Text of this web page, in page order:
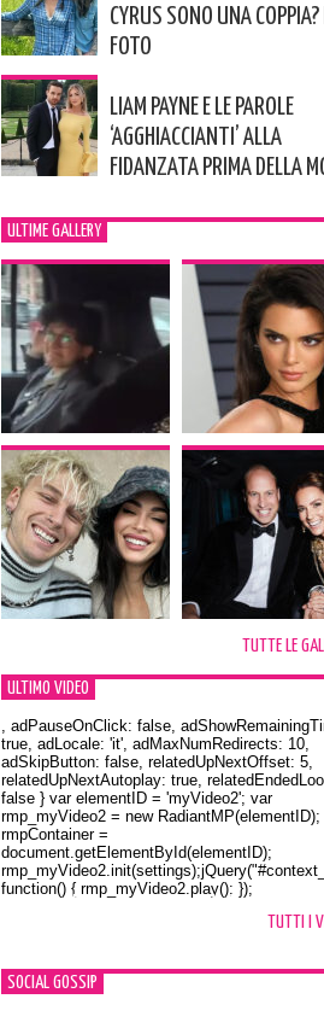
CYRUS SONO UNA COPPIA?
FOTO
LIAM PAYNE E LE PAROLE
‘AGGHIACCIANTI’ ALLA
FIDANZATA PRIMA DELLA
ULTIME GALLERY
TUTTE LE
ULTIMO VIDEO
Orlando Bloom e la t-shirt dedicata a Flynn
, adPauseOnClick: false,
true, adLocale: 'it', adMaxNumRedirects: 10,
adSkipButton: false, relatedUpNextOffset: 5,
relatedUpNextAutoplay: true,
false } var elementID = 'myVideo2'; var
rmp_myVideo2 = new RadiantMP(elementID);
rmpContainer =
document.getElementById(elementID);
function() { rmp_myVideo2.play(); });
TUTTI I
SOCIAL GOSSIP